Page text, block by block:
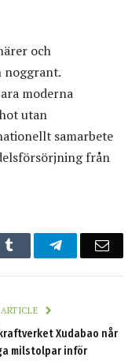
och
noggrant.
moderna
utan
samarbete
från
Tumblr Telegram
Xudabao når
milstolpar inför